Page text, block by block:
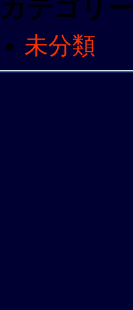
カテゴリー
未分類